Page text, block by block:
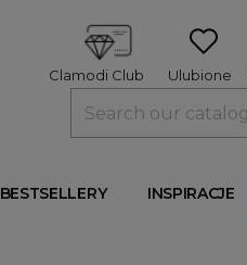
Ulubione
Clamodi Club
BESTSELLERY INSPIRACJE